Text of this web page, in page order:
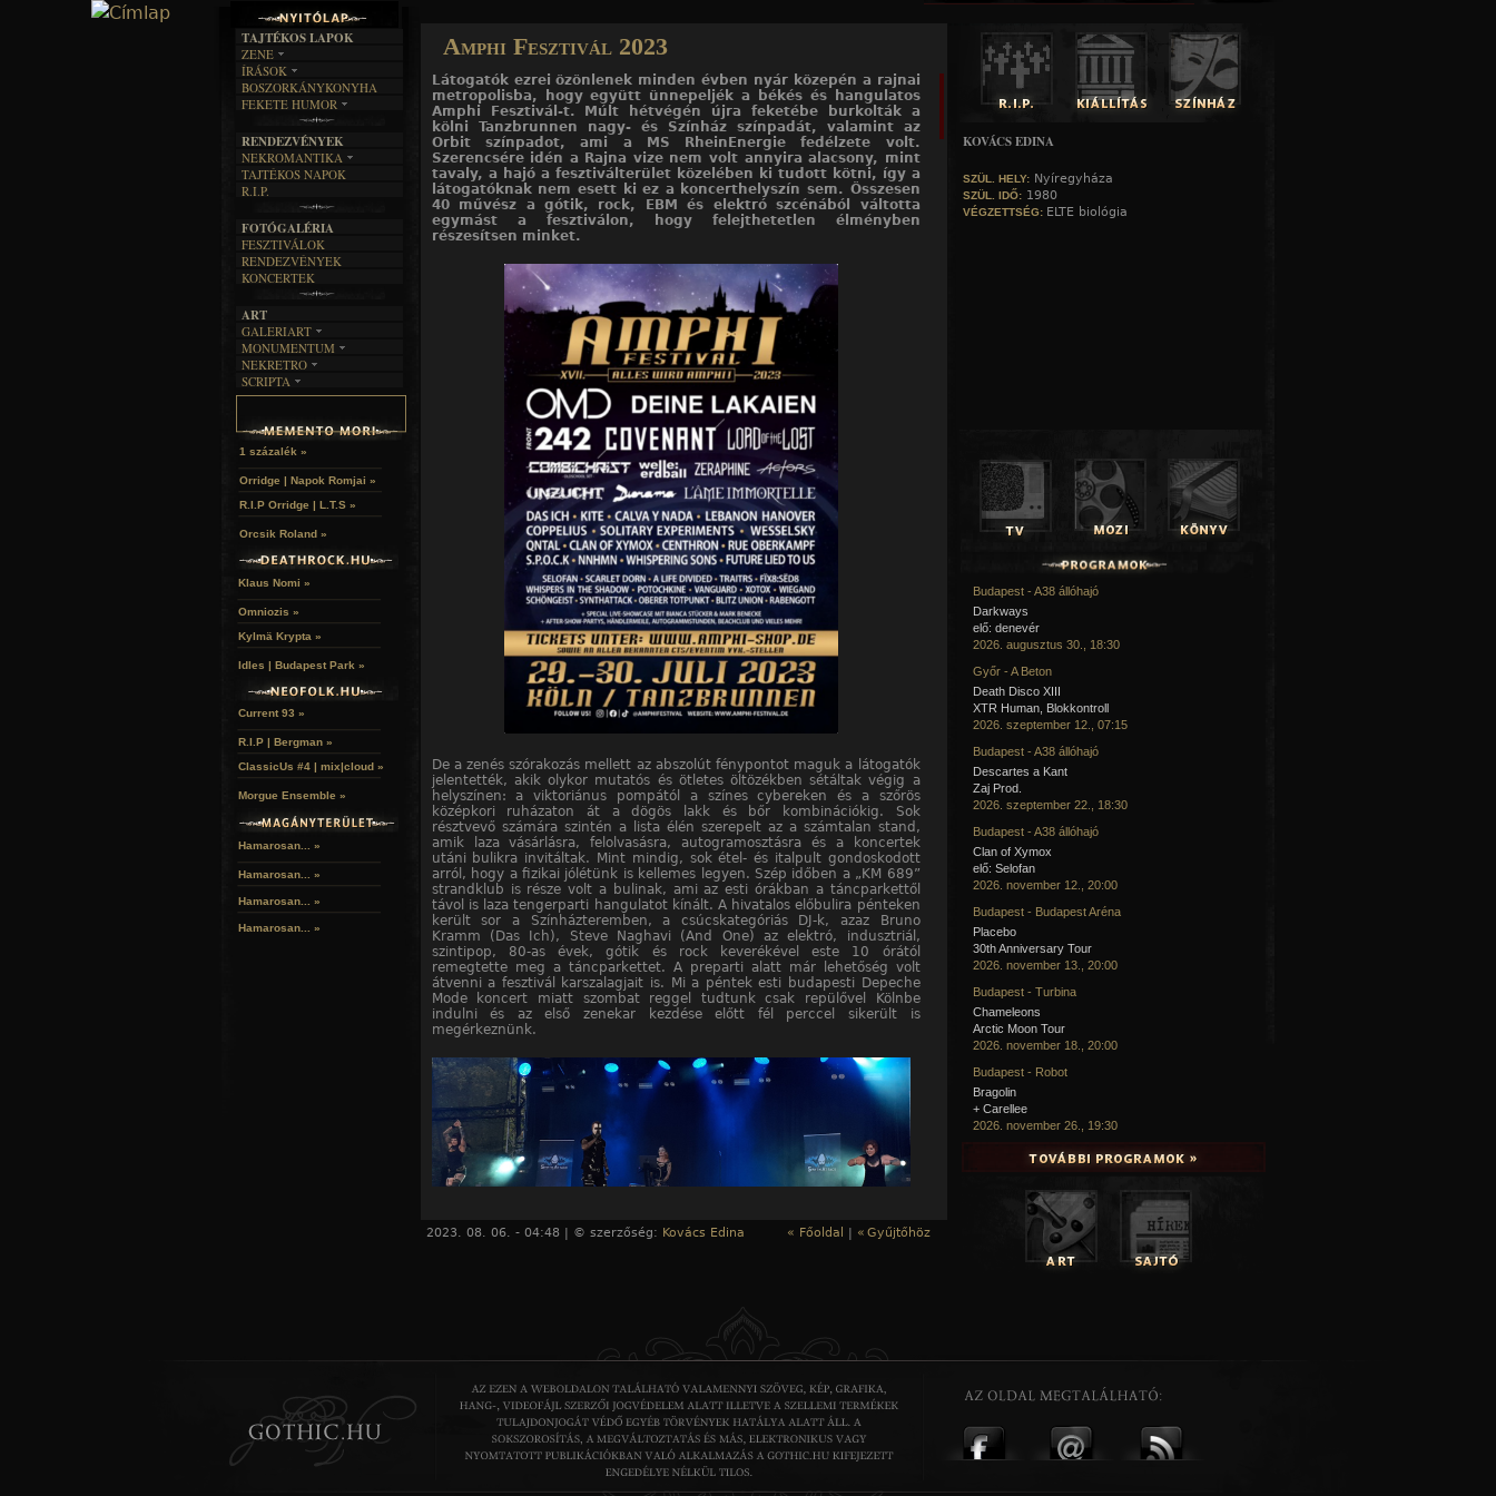
Amphi Fesztivál 2023
Látogatók ezrei özönlenek minden évben nyár közepén a rajnai
metropolisba, hogy együtt ünnepeljék a békés és hangulatos
Amphi Fesztivál-t. Múlt hétvégén újra feketébe burkolták a
kölni Tanzbrunnen nagy- és Színház színpadát, valamint az
Orbit színpadot, ami a MS RheinEnergie fedélzete volt.
Szerencsére idén a Rajna vize nem volt annyira alacsony, mint
tavaly, a hajó a fesztiválterület közelében ki tudott kötni, így a
látogatóknak nem esett ki ez a koncerthelyszín sem. Összesen
40 művész a gótik, rock, EBM és elektró szcénából váltotta
egymást a fesztiválon, hogy felejthetetlen élményben
részesítsen minket.
De a zenés szórakozás mellett az abszolút fénypontot maguk a látogatók
jelentették, akik olykor mutatós és ötletes öltözékben sétáltak végig a
helyszínen: a viktoriánus pompától a színes cybereken és a szőrös
középkori ruházaton át a dögös lakk és bőr kombinációkig. Sok
résztvevő számára szintén a lista élén szerepelt az a számtalan stand,
amik laza vásárlásra, felolvasásra, autogramosztásra és a koncertek
utáni bulikra invitáltak. Mint mindig, sok étel- és italpult gondoskodott
arról, hogy a fizikai jólétünk is kellemes legyen. Szép időben a „KM 689”
strandklub is része volt a bulinak, ami az esti órákban a táncparkettől
távol is laza tengerparti hangulatot kínált. A hivatalos előbulira pénteken
került sor a Színházteremben, a csúcskategóriás DJ-k, azaz Bruno
Kramm (Das Ich), Steve Naghavi (And One) az elektró, indusztriál,
szintipop, 80-as évek, gótik és rock keverékével este 10 órától
remegtette meg a táncparkettet. A preparti alatt már lehetőség volt
átvenni a fesztivál karszalagjait is. Mi a péntek esti budapesti Depeche
Mode koncert miatt szombat reggel tudtunk csak repülővel Kölnbe
indulni és az első zenekar kezdése előtt fél perccel sikerült is
megérkeznünk.
hangokkal, amelyek minden kardiósportolót az edzőteremben egy új
egyéni csúcsra késztet majd edzés közben. Mint mindig, az előadás
nagyon akciódús és érzelmekkel teli, volt színpad előtti táncolás és
taposás, valamint ököllel dörömbölés a szabad ég felé. A tömeg az első
másodperctől kezdve ünnepelt és szinte eksztázisban táncolt az
„Insomnia”, „Final Salvation”, „Join Us” és az utolsóként játszott „Life Is A
Bitch” számra. A zenélés öröme egyértelműen érezhető volt a
zenekarban és igazi varázslatot árasztott.
13 /1. kép
13 /2. kép
13 /3. kép
13 /4. kép
13 /5. kép
13 /6. kép
13 /7. kép
13 /8. kép
13 /9. kép
13 /10. kép
13 /11. kép
13 /12. kép
13 /13. kép
2023. 08. 06. - 04:48 | © szerzőség: Kovács Edina « Főoldal | « Gyűjtőhöz
TAJTÉKOS LAPOK
ZENE
EGYÜTTESEK
INTERJÚK
FORDÍTÁSOK
DALSZÖVEGEK
ÍRÁSOK
IRODALOM
FILM
MŰVÉSZET
ÍRÁSTÖRTÉNET
BOSZORKÁNYKONYHA
FEKETE HUMOR
SZÖVEGES
RENDEZVÉNYEK
NEKROMANTIKA
AKTUÁLIS
A MÚLT
TAJTÉKOS NAPOK
R.I.P.
FOTÓGALÉRIA
FESZTIVÁLOK
RENDEZVÉNYEK
KONCERTEK
ART
GALERIART
ARTGALERI
KÉPREGÉNYEK
LAKÁSKULTS
MONUMENTUM
TEMETŐK
TEMPLOMOK
HELYEK
NEKRETRO
SZUBKULT
RELIKVIÁK
SCRIPTA
NOVELLÁK
HALÁLTÁNC
1 százalék »
Orridge | Napok Romjai »
R.I.P Orridge | L.T.S »
Orcsik Roland »
Klaus Nomi »
Omniozis »
Kylmä Krypta »
Idles | Budapest Park »
Current 93 »
R.I.P | Bergman »
ClassicUs #4 | mix|cloud »
Morgue Ensemble »
Hamarosan... »
Hamarosan... »
Hamarosan... »
Hamarosan... »
KOVÁCS EDINA
SZÜL. HELY: Nyíregyháza
SZÜL. IDŐ: 1980
VÉGZETTSÉG: ELTE biológia
Budapest - A38 állóhajó
Darkways
elő: denevér
2026. augusztus 30., 18:30
Győr - A Beton
Death Disco XIII
XTR Human, Blokkontroll
2026. szeptember 12., 07:15
Budapest - A38 állóhajó
Descartes a Kant
Zaj Prod.
2026. szeptember 22., 18:30
Budapest - A38 állóhajó
Clan of Xymox
elő: Selofan
2026. november 12., 20:00
Budapest - Budapest Aréna
Placebo
30th Anniversary Tour
2026. november 13., 20:00
Budapest - Turbina
Chameleons
Arctic Moon Tour
2026. november 18., 20:00
Budapest - Robot
Bragolin
+ Carellee
2026. november 26., 19:30